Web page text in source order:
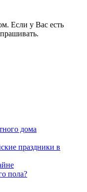
Если у Вас есть
дома
праздники в
пола?